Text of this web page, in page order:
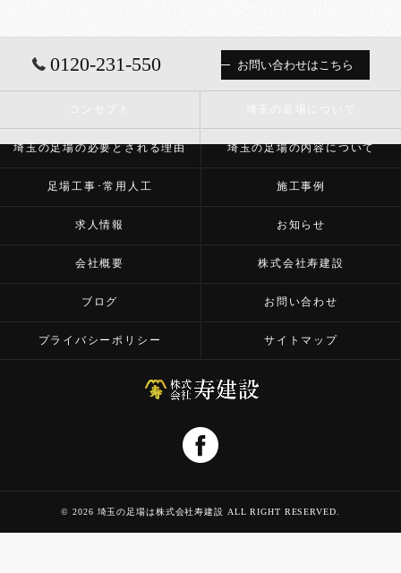
0120-231-550 お問い合わせはこちら
埼玉の足場の必要とされる理由 埼玉の足場の内容について
足場工事･常用人工 施工事例
求人情報 お知らせ
会社概要 株式会社寿建設
ブログ お問い合わせ
プライバシーポリシー サイトマップ
© 2026 埼玉の足場は株式会社寿建設 ALL RIGHT RESERVED.